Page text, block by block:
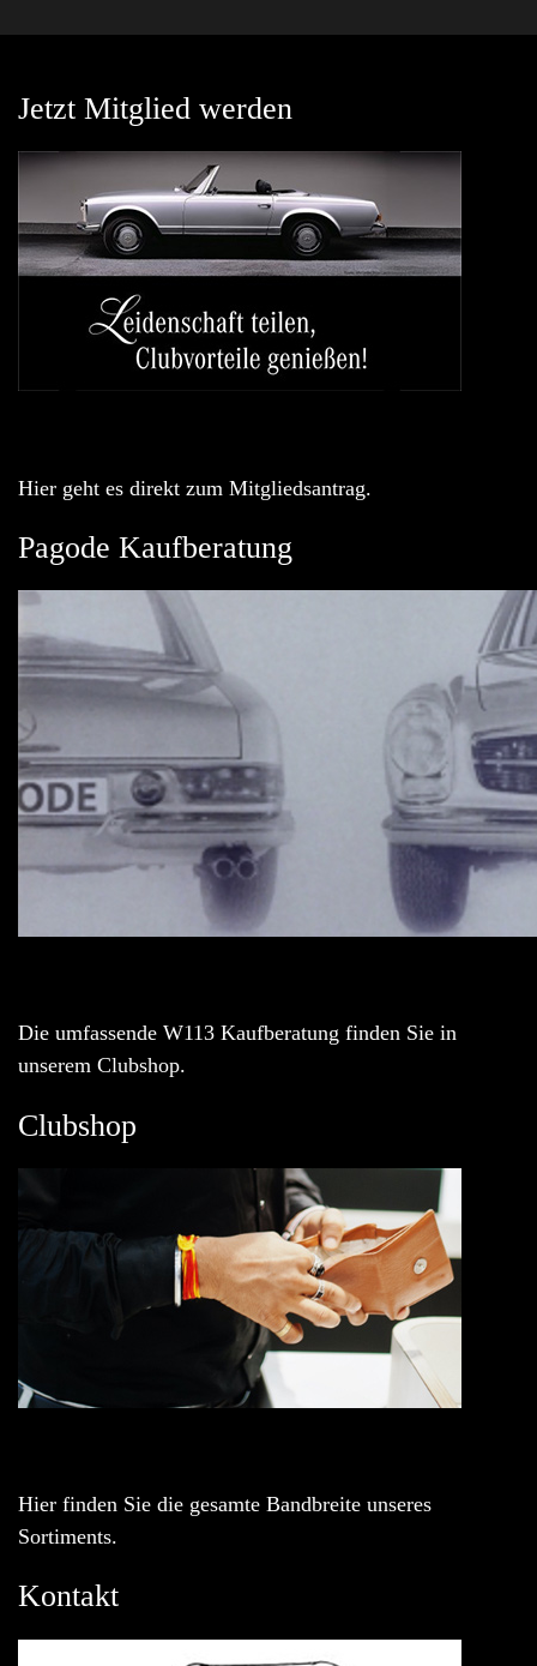
Jetzt Mitglied werden
Hier geht es direkt zum Mitgliedsantrag.
Pagode Kaufberatung
Die umfassende W113 Kaufberatung finden Sie in
unserem Clubshop.
Clubshop
Hier finden Sie die gesamte Bandbreite unseres
Sortiments.
Kontakt